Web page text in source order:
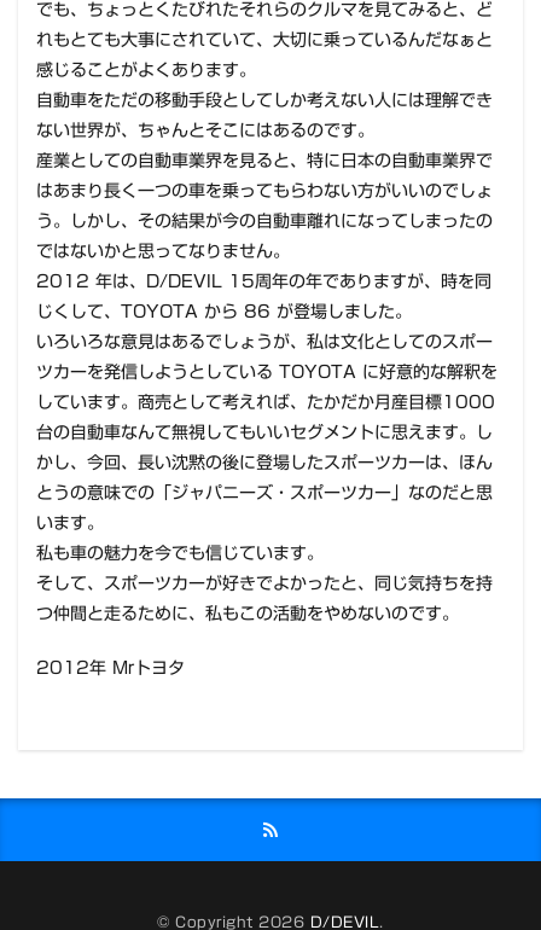
でも、ちょっとくたびれたそれらのクルマを見てみると、ど
れもとても大事にされていて、大切に乗っているんだなぁと
感じることがよくあります。
自動車をただの移動手段としてしか考えない人には理解でき
ない世界が、ちゃんとそこにはあるのです。
産業としての自動車業界を見ると、特に日本の自動車業界で
はあまり長く一つの車を乗ってもらわない方がいいのでしょ
う。しかし、その結果が今の自動車離れになってしまったの
ではないかと思ってなりません。
2012 年は、D/DEVIL 15周年の年でありますが、時を同
じくして、TOYOTA から 86 が登場しました。
いろいろな意見はあるでしょうが、私は文化としてのスポー
ツカーを発信しようとしている TOYOTA に好意的な解釈を
しています。商売として考えれば、たかだか月産目標1000
台の自動車なんて無視してもいいセグメントに思えます。し
かし、今回、長い沈黙の後に登場したスポーツカーは、ほん
とうの意味での「ジャパニーズ・スポーツカー」なのだと思
います。
私も車の魅力を今でも信じています。
そして、スポーツカーが好きでよかったと、同じ気持ちを持
つ仲間と走るために、私もこの活動をやめないのです。
2012年 Mrトヨタ
© Copyright 2026 D/DEVIL